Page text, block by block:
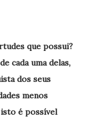
que possui?
cada uma delas,
dos seus
menos
é possível